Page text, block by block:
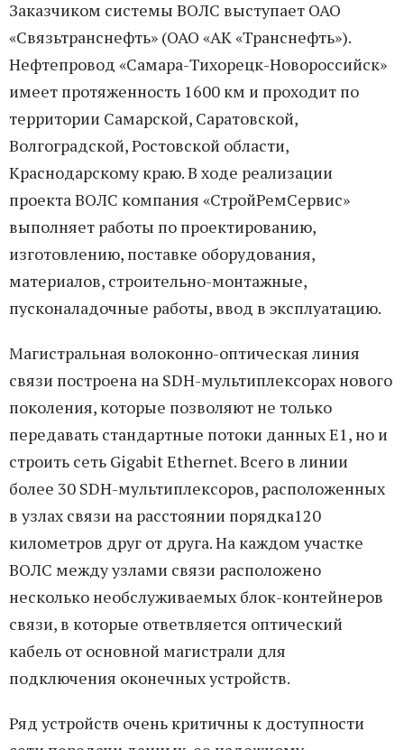
Заказчиком системы ВОЛС выступает ОАО
«Связьтранснефть» (ОАО «АК «Транснефть»).
Нефтепровод «Самара-Тихорецк-Новороссийск»
имеет протяженность 1600 км и проходит по
территории Самарской, Саратовской,
Волгоградской, Ростовской области,
Краснодарскому краю. В ходе реализации
проекта ВОЛС компания «СтройРемСервис»
выполняет работы по проектированию,
изготовлению, поставке оборудования,
материалов, строительно-монтажные,
пусконаладочные работы, ввод в эксплуатацию.
Магистральная волоконно-оптическая линия
связи построена на SDH-мультиплексорах нового
поколения, которые позволяют не только
передавать стандартные потоки данных Е1, но и
строить сеть Gigabit Ethernet. Всего в линии
более 30 SDH-мультиплексоров, расположенных
в узлах связи на расстоянии порядка120
километров друг от друга. На каждом участке
ВОЛС между узлами связи расположено
несколько необслуживаемых блок-контейнеров
связи, в которые ответвляется оптический
кабель от основной магистрали для
подключения оконечных устройств.
Ряд устройств очень критичны к доступности